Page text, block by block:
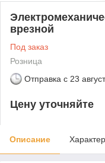
врезной
Под заказ
Розница
Отправка с 23
Цену уточняйте
Описание